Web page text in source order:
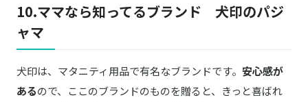
10.ママなら知ってるブランド 犬印のパジ
ャマ
犬印は、マタニティ用品で有名なブランドです。 安心感が
あるので、ここのブランドのものを贈ると、きっと喜ばれ